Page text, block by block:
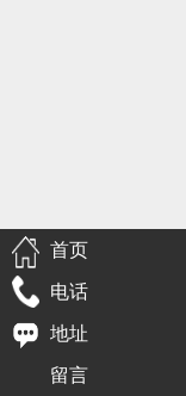
首页
电话
地址
留言